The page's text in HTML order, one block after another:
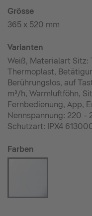
Grösse
365 x 520 mm
Varianten
Weiß, Materialart Sitz:
Thermoplast,
Berührungslos, auf
m³/h, Warmluftföhn,
Fernbedienung, App,
Nennspannung: 220 -
Schutzart: IPX4
Farben